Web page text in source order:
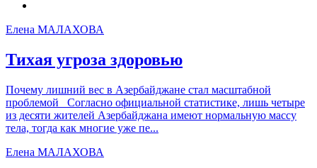
Елена МАЛАХОВА
Тихая угроза здоровью
Почему лишний вес в Азербайджане стал масштабной
проблемой Согласно официальной статистике, лишь четыре
из десяти жителей Азербайджана имеют нормальную массу
тела, тогда как многие уже пе...
Елена МАЛАХОВА